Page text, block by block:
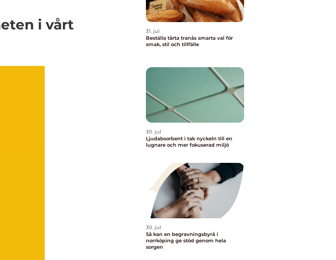
i vårt
31. jul
Beställa tårta tranås smarta val för
smak, stil och tillfälle
30. jul
Ljudabsorbent i tak nyckeln till en
lugnare och mer fokuserad miljö
30. jul
Så kan en begravningsbyrå i
norrköping ge stöd genom hela
sorgen